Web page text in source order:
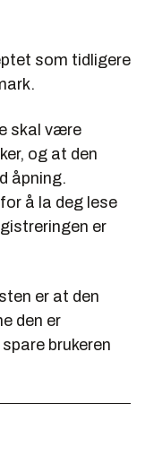
som tidligere
skal være
og at den
åpning.
å la deg lese
er
er at den
den er
brukeren